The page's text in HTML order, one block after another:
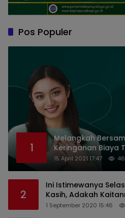
Pos Populer
1
Melangkah
Keringanan Biaya
Nirlaba Indonesia
15 April 2021 17:47
2
Ini Istimewanya
Kasih, Adakah
PDIP?
1 September 2020 15:46